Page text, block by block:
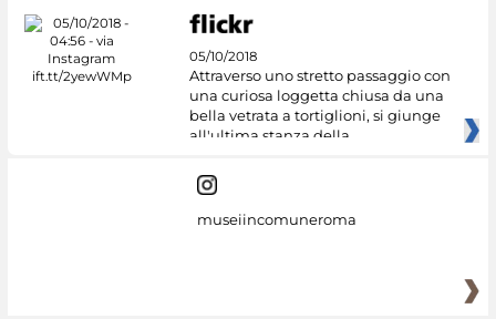
05/10/2018
Attraverso uno stretto passaggio con
una curiosa loggetta chiusa da una
bella vetrata a tortiglioni, si giunge
all'ultima stanza della
museiincomuneroma